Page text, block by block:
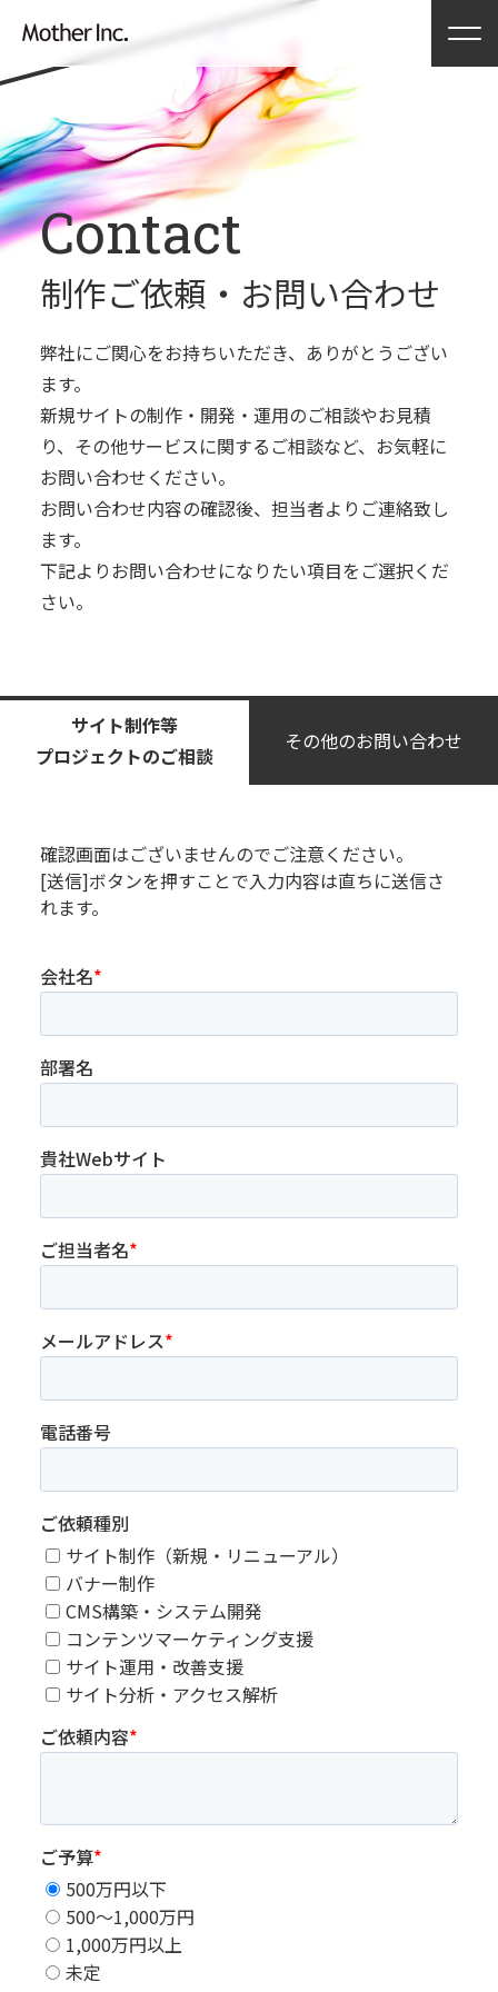
Contact
制作ご依頼・ お問い合わせ
弊社にご関⼼をお持ちいただき、ありがとうござい
ます。
新規サイトの制作・開発・運⽤のご相談やお⾒積
り、 その他サービスに関するご相談など、お気軽に
お問い合わせください。
お問い合わせ内容の確認後、担当者よりご連絡致し
ます。
下記よりお問い合わせになりたい項⽬をご選択くだ
さい。
サイト制作等
プロジェクトのご相談
その他のお問い合わせ